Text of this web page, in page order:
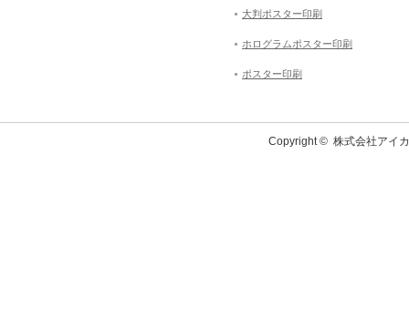
大判ポスター印刷
ホログラムポスター印刷
ポスター印刷
Copyright © 株式会社アイ